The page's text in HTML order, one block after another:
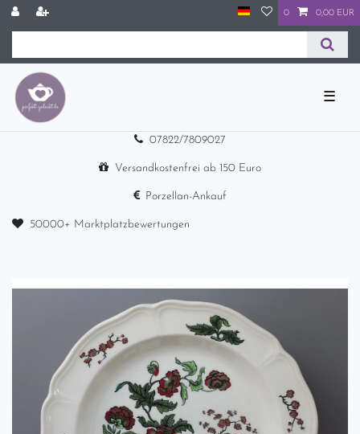
0 0,00 EUR
☰
07822/7809027
Versandkostenfrei ab 150 Euro
Porzellan-Ankauf
50000+ Marktplatzbewertungen